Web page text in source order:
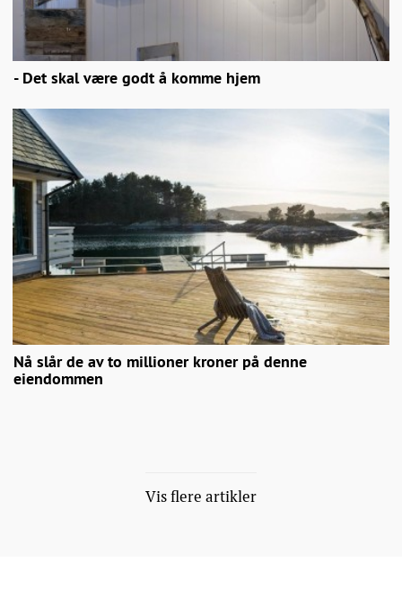
- Det skal være godt å komme hjem
Nå slår de av to millioner kroner på denne
eiendommen
Vis flere artikler